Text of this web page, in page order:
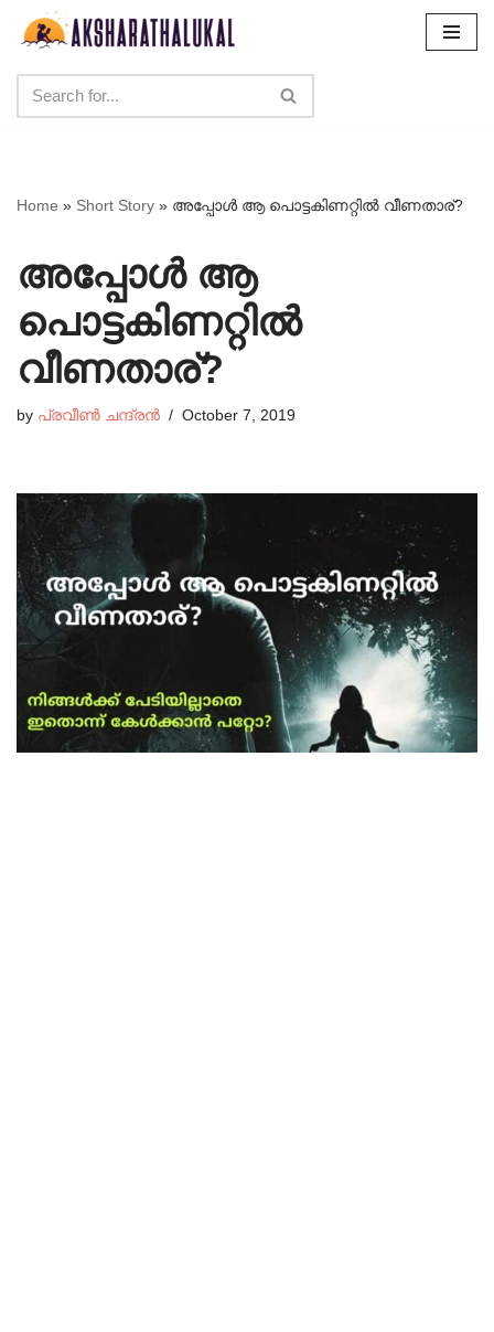
content
Home » Short Story » അപ്പോൾ ആ പൊട്ടകിണറ്റിൽ വീണതാര്?
അപ്പോൾ ആ
പൊട്ടകിണറ്റിൽ
വീണതാര്?
by പ്രവീൺ ചന്ദ്രൻ October 7, 2019